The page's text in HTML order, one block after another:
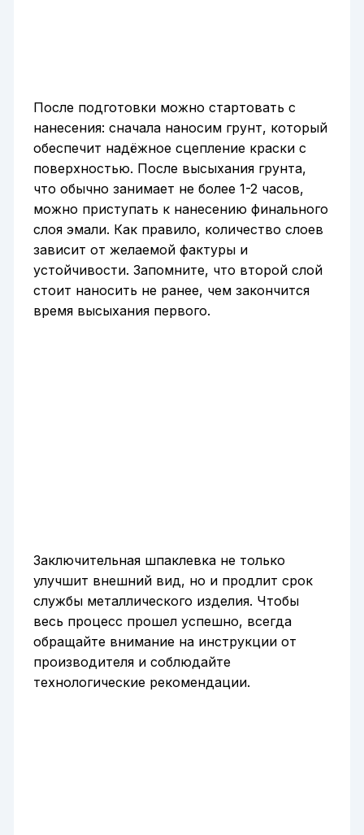
После подготовки можно стартовать с
нанесения: сначала наносим грунт, который
обеспечит надёжное сцепление краски с
поверхностью. После высыхания грунта,
что обычно занимает не более 1-2 часов,
можно приступать к нанесению финального
слоя эмали. Как правило, количество слоев
зависит от желаемой фактуры и
устойчивости. Запомните, что второй слой
стоит наносить не ранее, чем закончится
время высыхания первого.
Заключительная шпаклевка не только
улучшит внешний вид, но и продлит срок
службы металлического изделия. Чтобы
весь процесс прошел успешно, всегда
обращайте внимание на инструкции от
производителя и соблюдайте
технологические рекомендации.